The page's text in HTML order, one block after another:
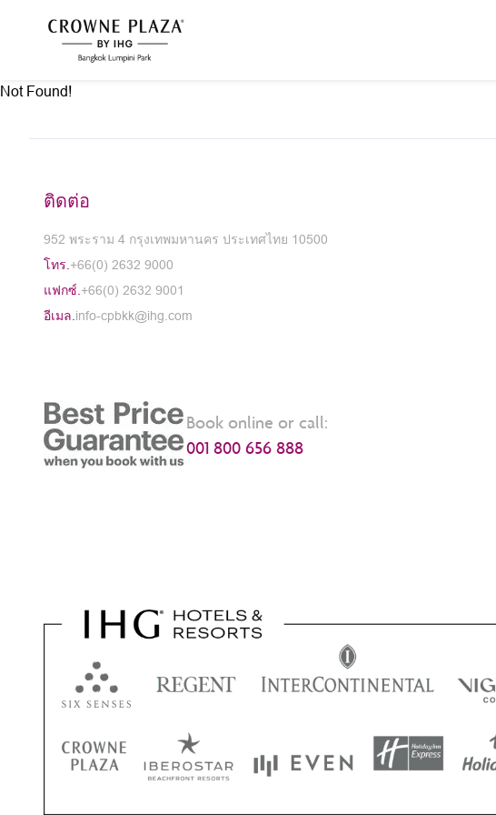
Not Found!
ติดต่อ
952 พระราม 4 กรุงเทพมหานคร ประเทศไทย 10500
โทร. +66(0) 2632 9000
แฟกซ์. +66(0) 2632 9001
อีเมล. info-cpbkk@ihg.com
Book online or call:
001 800 656 888